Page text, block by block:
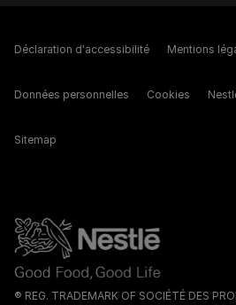
® REG. TRADEMARK OF SOCIÉTÉ DES
Déclaration d'accessibilité Mentions
Données personnelles Cookies
Sitemap